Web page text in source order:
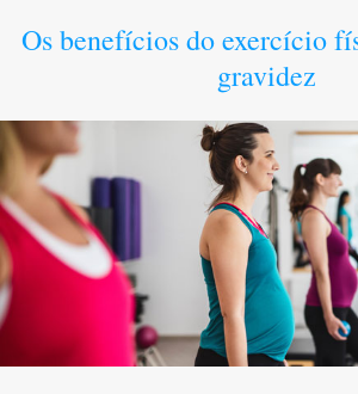
Os benefícios do exercício
gravidez